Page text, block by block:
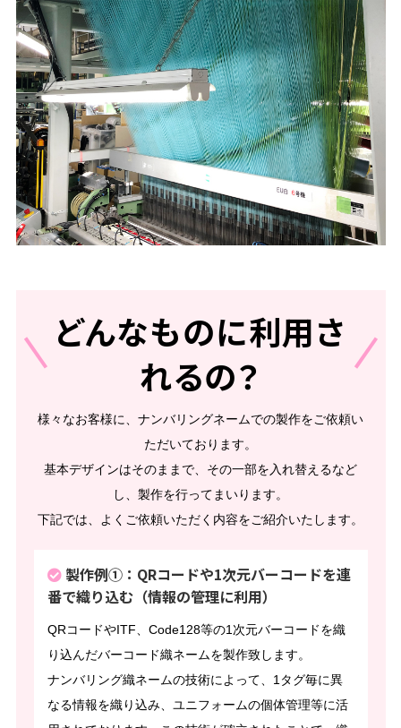
どんなものに利用さ
れるの？
様々なお客様に、ナンバリングネームでの製作をご依頼い
ただいております。
基本デザインはそのままで、その一部を入れ替えるなど
し、製作を行ってまいります。
下記では、よくご依頼いただく内容をご紹介いたします。
製作例①：QRコードや1次元バーコードを連
番で織り込む（情報の管理に利用）
QRコードやITF、Code128等の1次元バーコードを織
り込んだバーコード織ネームを製作致します。
ナンバリング織ネームの技術によって、1タグ毎に異
なる情報を織り込み、ユニフォームの個体管理等に活